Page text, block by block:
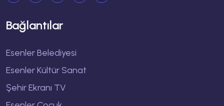
Bağlantılar
Esenler Belediyesi
Esenler Kültür Sanat
Şehir Ekranı TV